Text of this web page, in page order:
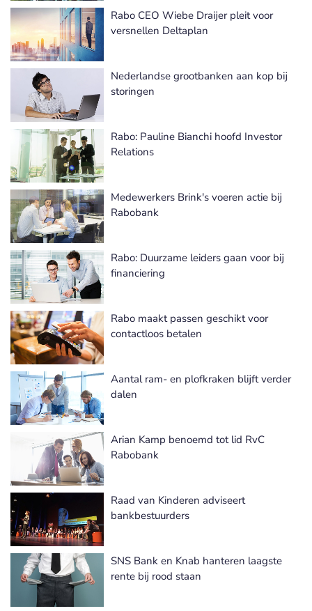
Rabo CEO Wiebe Draijer pleit voor
versnellen Deltaplan
Nederlandse grootbanken aan kop bij
storingen
Rabo: Pauline Bianchi hoofd Investor
Relations
Medewerkers Brink's voeren actie bij
Rabobank
Rabo: Duurzame leiders gaan voor bij
financiering
Rabo maakt passen geschikt voor
contactloos betalen
Aantal ram- en plofkraken blijft verder
dalen
Arian Kamp benoemd tot lid RvC
Rabobank
Raad van Kinderen adviseert
bankbestuurders
SNS Bank en Knab hanteren laagste
rente bij rood staan